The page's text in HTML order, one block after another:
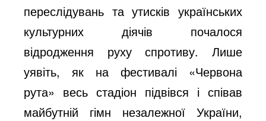
переслідувань та утисків українських
культурних діячів почалося
відродження руху спротиву. Лише
уявіть, як на фестивалі «Червона
рута» весь стадіон підвівся і співав
майбутній гімн незалежної України,